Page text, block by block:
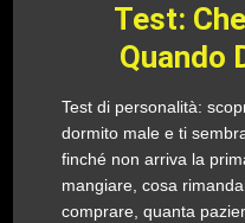
Test:
Quando
Test di personalità:
dormito male e ti
finché non arriva la
mangiare, cosa
comprare, quanta